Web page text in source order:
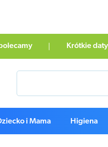
Krótkie daty
i Mama Higiena